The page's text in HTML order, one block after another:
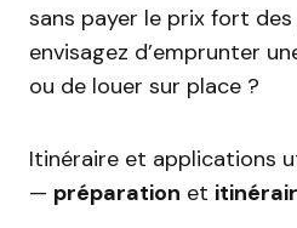
sans payer le prix fort des
envisagez d’emprunter
ou de louer sur place ?
Itinéraire et applications
— préparation et